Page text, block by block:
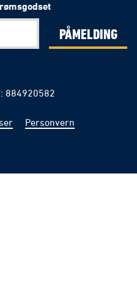
PÅMELDING
884920582
Personvern